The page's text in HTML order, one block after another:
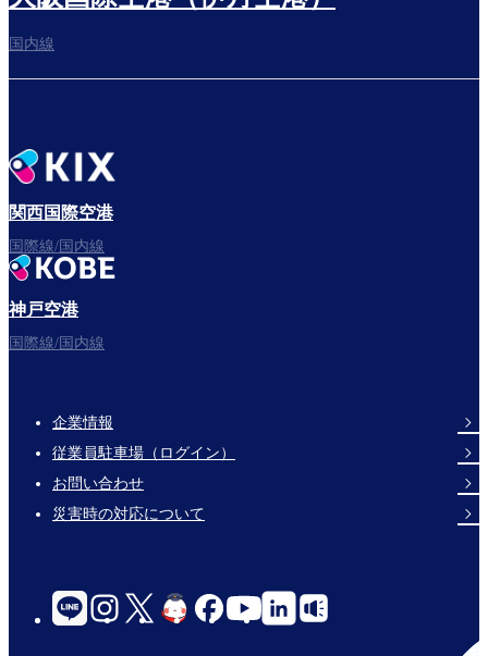
国内線
関西国際空港
国際線/国内線
神戸空港
国際線/国内線
Footer
Links
企業情報
従業員駐車場（ログイン）
お問い合わせ
災害時の対応について
social-
links-